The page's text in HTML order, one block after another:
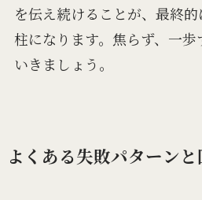
を伝え続けることが、最終
柱になります。焦らず、一
いきましょう。
よくある失敗パターン